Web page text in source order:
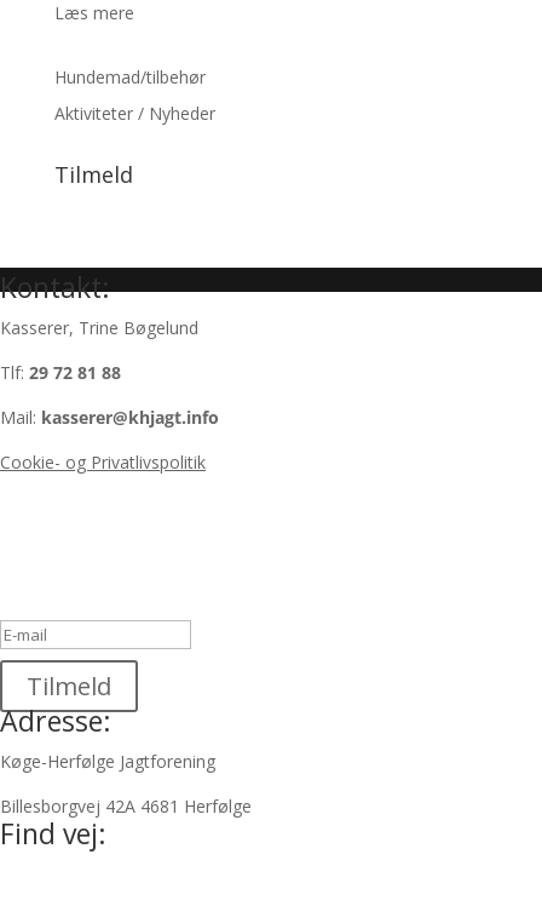
Læs mere
Hundemad/tilbehør
Aktiviteter / Nyheder
Tilmeld
Kontakt:
Kasserer, Trine Bøgelund
Tlf: 29 72 81 88
Mail: kasserer@khjagt.info
Cookie- og Privatlivspolitik
Tilmeld
Adresse:
Køge-Herfølge Jagtforening
Billesborgvej 42A 4681 Herfølge
Find vej: